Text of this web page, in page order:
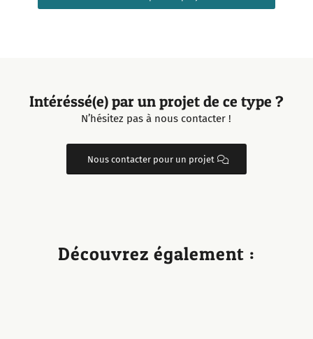
Intéréssé(e) par un projet de ce type ?
N’hésitez pas à nous contacter !
Nous contacter pour un projet
Découvrez également :